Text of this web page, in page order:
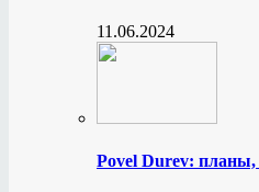
11.06.2024
Povel Durev: планы,